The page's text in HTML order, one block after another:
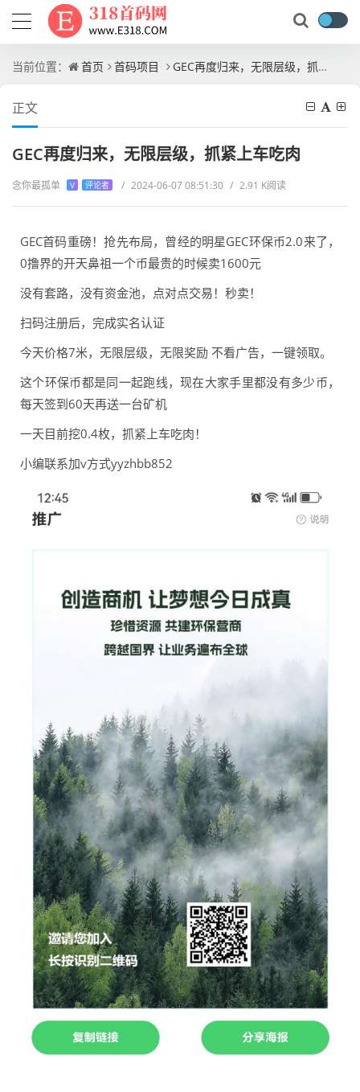
当前位置： 首页 首码项目 GEC再度归来，无限层级，抓紧上车吃肉
正文
GEC再度归来，无限层级，抓紧上车吃肉
念你最孤单 V 评论者 / 2024-06-07 08:51:30 / 2.91 K阅读
GEC首码重磅！抢先布局，曾经的明星GEC环保币2.0来了，
0撸界的开天鼻祖一个币最贵的时候卖1600元
没有套路，没有资金池，点对点交易！秒卖！
扫码注册后，完成实名认证
今天价格7米，无限层级，无限奖励 不看广告，一键领取。
这个环保币都是同一起跑线，现在大家手里都没有多少币，
每天签到60天再送一台矿机
一天目前挖0.4枚，抓紧上车吃肉！
小编联系加v方式yyzhbb852